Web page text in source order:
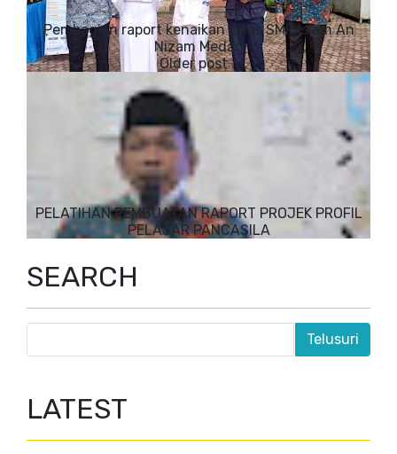
Pembagian raport kenaikan kelas SMP Islam An
Nizam Medan
PELATIHAN PEMBUATAN RAPORT PROJEK PROFIL
PELAJAR PANCASILA
SEARCH
LATEST